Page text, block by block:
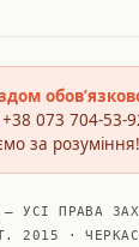
073 704-53-
за розуміння!
УСІ ПРАВА
2015 ·